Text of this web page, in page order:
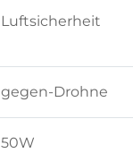
Luftsicherheit
gegen-Drohne
50W